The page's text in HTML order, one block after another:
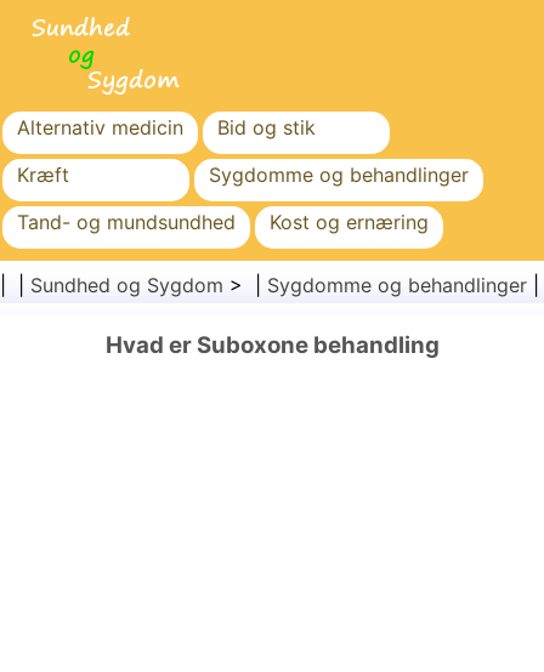
Alternativ medicin
Bid og stik
Kræft
Sygdomme og behandlinger
Tand- og mundsundhed
Kost og ernæring
Familiesundhed
Sundhedssektoren
Sundhed og Sygdom > | Sygdomme og behandlinger
Hvad er Suboxone behandling